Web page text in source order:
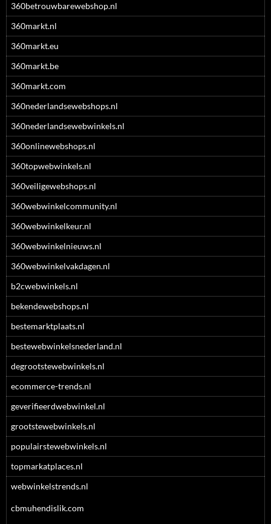
360betrouwbarewebshop.nl
360markt.nl
360markt.eu
360markt.be
360markt.com
360nederlandsewebshops.nl
360nederlandsewebwinkels.nl
360onlinewebshops.nl
360topwebwinkels.nl
360veiligewebshops.nl
360webwinkelcommunity.nl
360webwinkelkeur.nl
360webwinkelnieuws.nl
360webwinkelvakdagen.nl
b2cwebwinkels.nl
bekendewebshops.nl
bestemarktplaats.nl
bestewebwinkelsnederland.nl
degrootstewebwinkels.nl
ecommerce-trends.nl
geverifieerdwebwinkel.nl
grootstewebwinkels.nl
populairstewebwinkels.nl
topmarkatplaces.nl
webwinkelstrends.nl
cbmuhendislik.com